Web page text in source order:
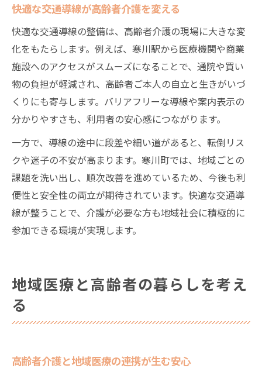
快適な交通導線が高齢者介護を変える
快適な交通導線の整備は、高齢者介護の現場に大きな変
化をもたらします。例えば、寒川駅から医療機関や商業
施設へのアクセスがスムーズになることで、通院や買い
物の負担が軽減され、高齢者ご本人の自立と生きがいづ
くりにも寄与します。バリアフリーな導線や案内表示の
分かりやすさも、利用者の安心感につながります。
一方で、導線の途中に段差や細い道があると、転倒リス
クや迷子の不安が高まります。寒川町では、地域ごとの
課題を洗い出し、順次改善を進めているため、今後も利
便性と安全性の両立が期待されています。快適な交通導
線が整うことで、介護が必要な方も地域社会に積極的に
参加できる環境が実現します。
地域医療と高齢者の暮らしを考え
る
高齢者介護と地域医療の連携が生む安心